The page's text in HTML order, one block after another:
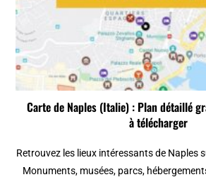
Carte de Naples (Italie) : Plan détaillé
à télécharger
Retrouvez les lieux intéressants de Naples
Monuments, musées, parcs,